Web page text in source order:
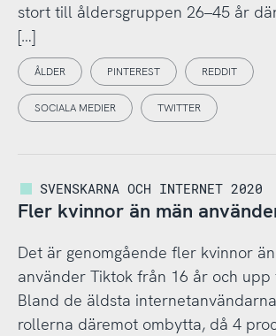
stort till åldersgruppen 26–45 år
[…]
ÅLDER PINTEREST REDDIT
SOCIALA MEDIER TWITTER
SVENSKARNA OCH INTERNET 2020
Fler kvinnor än män
Det är genomgående fler kvinnor
använder Tiktok från 16 år och upp
Bland de äldsta
rollerna däremot ombytta, då 4